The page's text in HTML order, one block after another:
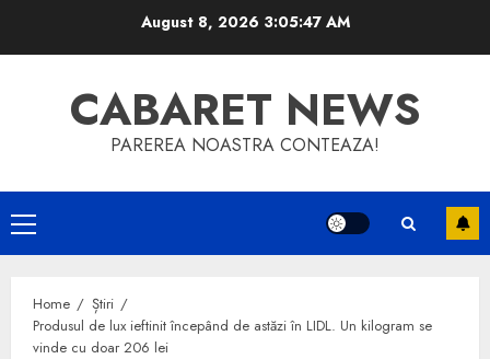
August 8, 2026 3:05:48 AM
CABARET NEWS
PAREREA NOASTRA CONTEAZA!
Primary
Menu
Home
Știri
Produsul de lux ieftinit începând de astăzi în LIDL. Un kilogram se
vinde cu doar 206 lei